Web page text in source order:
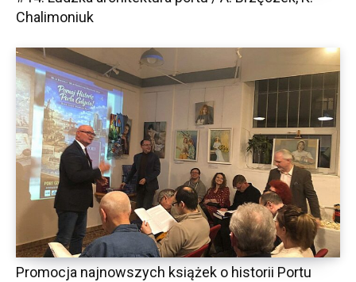
Chalimoniuk
Promocja najnowszych książek o historii Portu